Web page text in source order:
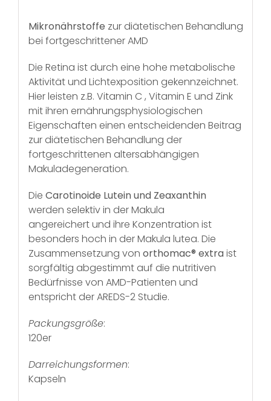
Mikronährstoffe zur diätetischen Behandlung
bei fortgeschrittener AMD
Die Retina ist durch eine hohe metabolische
Aktivität und Lichtexposition gekennzeichnet.
Hier leisten z.B. Vitamin C , Vitamin E und Zink
mit ihren ernährungsphysiologischen
Eigenschaften einen entscheidenden Beitrag
zur diätetischen Behandlung der
fortgeschrittenen altersabhängigen
Makuladegeneration.
Die Carotinoide Lutein und Zeaxanthin
werden selektiv in der Makula
angereichert und ihre Konzentration ist
besonders hoch in der Makula lutea. Die
Zusammensetzung von orthomac® extraist
sorgfältig abgestimmt auf die nutritiven
Bedürfnisse von AMD-Patienten und
entspricht der AREDS-2 Studie.
Packungsgröße:
120er
Darreichungsformen:
Kapseln